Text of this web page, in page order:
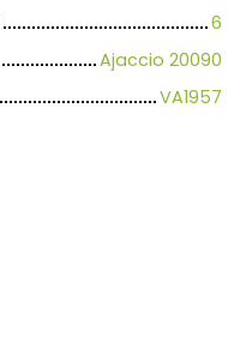
6
Ajaccio 20090
VA1957